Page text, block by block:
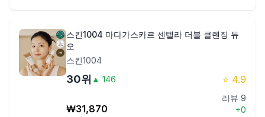
스킨1004 마다가스카르 센텔라 더블 클렌징 듀
오
스킨1004
30위 ▲ 146 ⭐ 4.9
₩31,870
리뷰 9
+0